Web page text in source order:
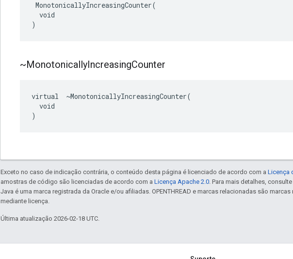
MonotonicallyIncreasingCounter(
  void
)
~MonotonicallyIncreasingCounter
virtual  ~MonotonicallyIncreasingCounter(
  void
)
Exceto no caso de indicação contrária, o conteúdo desta página é licenciado de acordo com a Licença
amostras de código são licenciadas de acordo com a Licença Apache 2.0. Para mais detalhes,
Java é uma marca registrada da Oracle e/ou afiliadas. OPENTHREAD e marcas relacionadas são
mediante licença.
Última atualização 2026-02-18 UTC.